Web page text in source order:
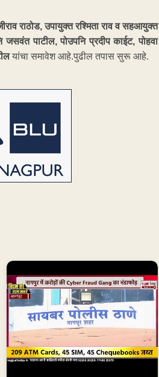
राठोड, उपायुक्त रश्मिता राव व सहआयुक्त
जसवंत पाटील, पोउपनि प्रदीप काईट, पोहवा
यांचा समावेश आहे.पुढील तपास सुरू आहे.